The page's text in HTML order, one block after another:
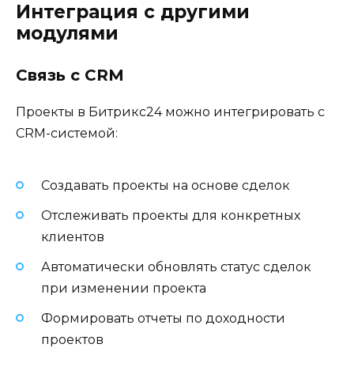
Интеграция с другими
модулями
Связь с CRM
Проекты в Битрикс24 можно интегрировать с
CRM-системой:
Создавать проекты на основе сделок
Отслеживать проекты для конкретных
клиентов
Автоматически обновлять статус сделок
при изменении проекта
Формировать отчеты по доходности
проектов